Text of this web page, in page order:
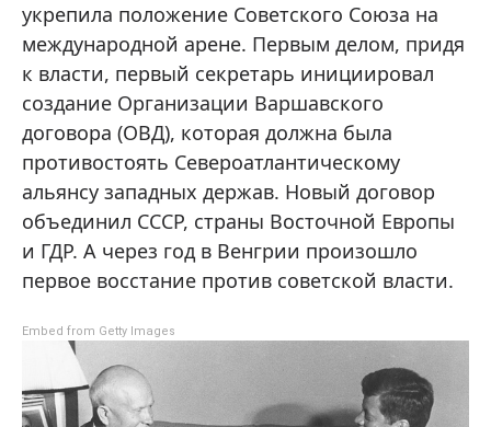
укрепила положение Советского Союза на
международной арене. Первым делом, придя
к власти, первый секретарь инициировал
создание Организации Варшавского
договора (ОВД), которая должна была
противостоять Североатлантическому
альянсу западных держав. Новый договор
объединил СССР, страны Восточной Европы
и ГДР. А через год в Венгрии произошло
первое восстание против советской власти.
Embed from Getty Images